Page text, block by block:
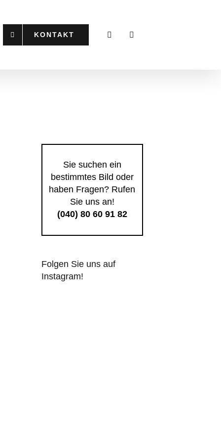
KONTAKT
Sie suchen ein
bestimmtes Bild oder
haben Fragen? Rufen
Sie uns an!
(040) 80 60 91 82
Folgen Sie uns auf
Instagram!